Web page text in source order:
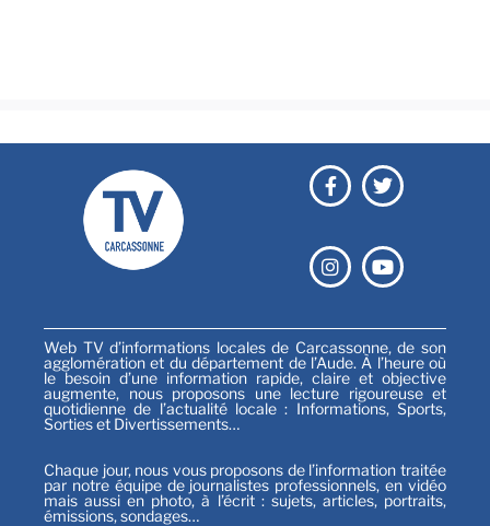
Web TV d’informations locales de Carcassonne, de son
agglomération et du département de l’Aude. À l’heure où
le besoin d’une information rapide, claire et objective
augmente, nous proposons une lecture rigoureuse et
quotidienne de l’actualité locale : Informations, Sports,
Sorties et Divertissements…
Chaque jour, nous vous proposons de l’information traitée
par notre équipe de journalistes professionnels, en vidéo
mais aussi en photo, à l’écrit : sujets, articles, portraits,
émissions, sondages…